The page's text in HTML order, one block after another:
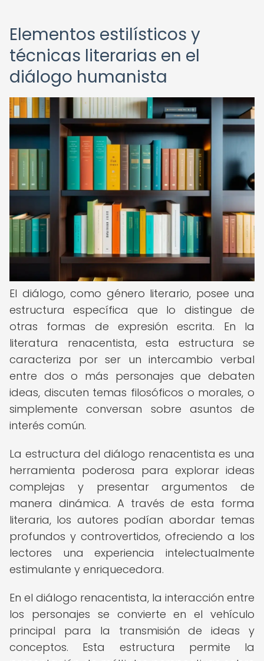
Elementos estilísticos y
técnicas literarias en el
diálogo humanista
El diálogo, como género literario, posee una
estructura específica que lo distingue de
otras formas de expresión escrita. En la
literatura renacentista, esta estructura se
caracteriza por ser un intercambio verbal
entre dos o más personajes que debaten
ideas, discuten temas filosóficos o morales, o
simplemente conversan sobre asuntos de
interés común.
La estructura del diálogo renacentista es una
herramienta poderosa para explorar ideas
complejas y presentar argumentos de
manera dinámica. A través de esta forma
literaria, los autores podían abordar temas
profundos y controvertidos, ofreciendo a los
lectores una experiencia intelectualmente
estimulante y enriquecedora.
En el diálogo renacentista, la interacción entre
los personajes se convierte en el vehículo
principal para la transmisión de ideas y
conceptos. Esta estructura permite la